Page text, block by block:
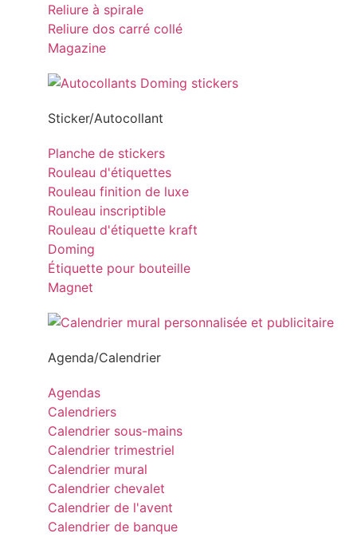
Reliure à spirale
Reliure dos carré collé
Magazine
Sticker/Autocollant
Planche de stickers
Rouleau d'étiquettes
Rouleau finition de luxe
Rouleau inscriptible
Rouleau d'étiquette kraft
Doming
Étiquette pour bouteille
Magnet
Agenda/Calendrier
Agendas
Calendriers
Calendrier sous-mains
Calendrier trimestriel
Calendrier mural
Calendrier chevalet
Calendrier de l'avent
Calendrier de banque